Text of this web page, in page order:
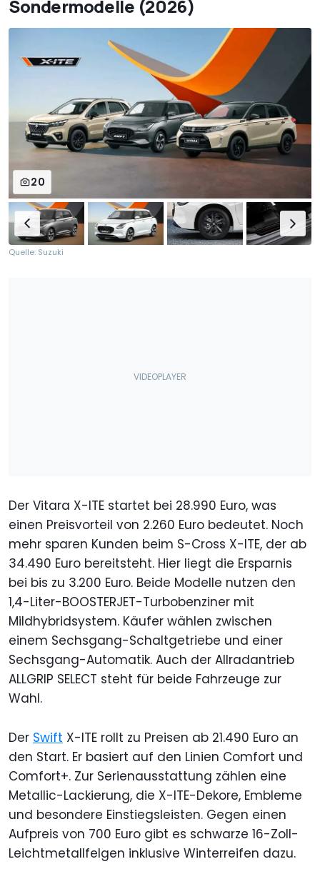
Sondermodelle (2026)
20
Quelle: Suzuki
Der Vitara X-ITE startet bei 28.990 Euro, was
einen Preisvorteil von 2.260 Euro bedeutet. Noch
mehr sparen Kunden beim S-Cross X-ITE, der ab
34.490 Euro bereitsteht. Hier liegt die Ersparnis
bei bis zu 3.200 Euro. Beide Modelle nutzen den
1,4-Liter-BOOSTERJET-Turbobenziner mit
Mildhybridsystem. Käufer wählen zwischen
einem Sechsgang-Schaltgetriebe und einer
Sechsgang-Automatik. Auch der Allradantrieb
ALLGRIP SELECT steht für beide Fahrzeuge zur
Wahl.
Der Swift X-ITE rollt zu Preisen ab 21.490 Euro an
den Start. Er basiert auf den Linien Comfort und
Comfort+. Zur Serienausstattung zählen eine
Metallic-Lackierung, die X-ITE-Dekore, Embleme
und besondere Einstiegsleisten. Gegen einen
Aufpreis von 700 Euro gibt es schwarze 16-Zoll-
Leichtmetallfelgen inklusive Winterreifen dazu.